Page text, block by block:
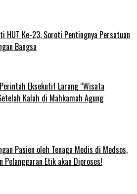
HUT Ke-23, Soroti Pentingnya Persatuan
Bangsa
Eksekutif Larang “Wisata
Kalah di Mahkamah Agung
Pasien oleh Tenaga Medis di Medsos,
Pelanggaran Etik akan Diproses!